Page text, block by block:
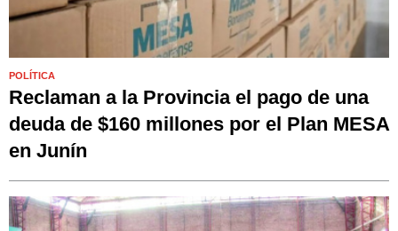
POLÍTICA
Reclaman a la Provincia el pago de una
deuda de $160 millones por el Plan MESA
en Junín